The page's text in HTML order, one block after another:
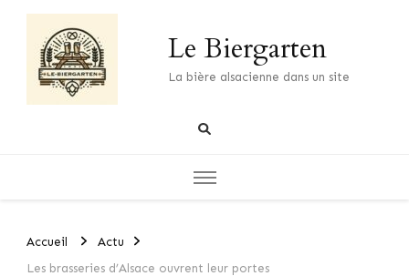
Le Biergarten
La bière alsacienne dans un site
Accueil
Actu
Les brasseries d’Alsace ouvrent leur portes